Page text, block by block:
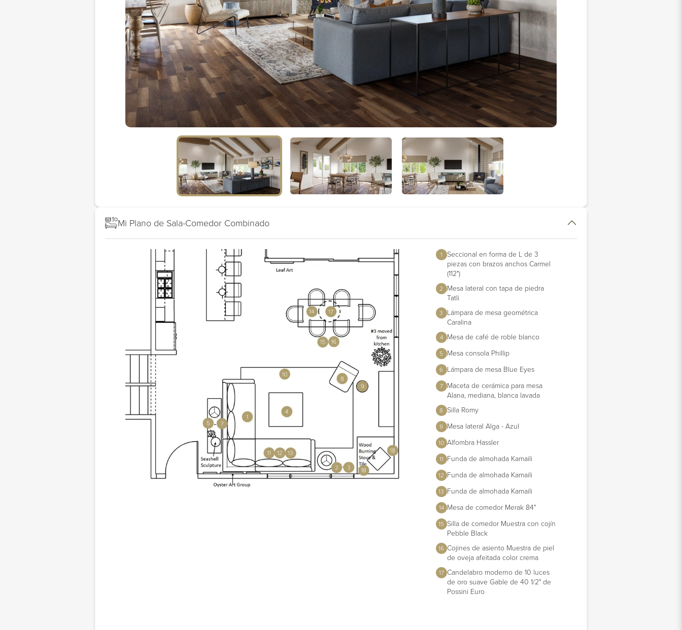
Mi Plano de Sala-Comedor Combinado
1 Seccional en forma de L de 3
piezas con brazos anchos Carmel
(112")
2 Mesa lateral con tapa de piedra
Tatli
3 Lámpara de mesa geométrica
Caralina
4 Mesa de café de roble blanco
5 Mesa consola Phillip
6 Lámpara de mesa Blue Eyes
7 Maceta de cerámica para mesa
Alana, mediana, blanca lavada
8 Silla Romy
9 Mesa lateral Alga - Azul
10 Alfombra Hassler
11 Funda de almohada Kamaili
12 Funda de almohada Kamaili
13 Funda de almohada Kamaili
14 Mesa de comedor Merak 84"
15 Silla de comedor Muestra con cojín
Pebble Black
16 Cojines de asiento Muestra de piel
de oveja afeitada color crema
17 Candelabro moderno de 10 luces
de oro suave Gable de 40 1/2" de
Possini Euro